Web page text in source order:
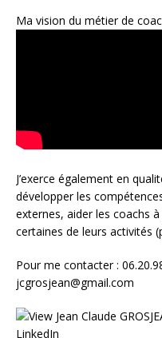
Ma vision du métier de
J’exerce également en
développer les
externes, aider les coachs
certaines de leurs activités
Pour me contacter :
jcgrosjean@gmail.com